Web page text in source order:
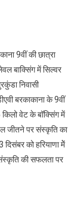
9वीं की छात्रा
बाक्सिंग में सिल्वर
निवासी
बरकाकाना के 9वीं
किलो वेट के बॉक्सिंग में
जीतने पर संस्कृति का
को हरियाणा मेें
संस्कृति की सफलता पर